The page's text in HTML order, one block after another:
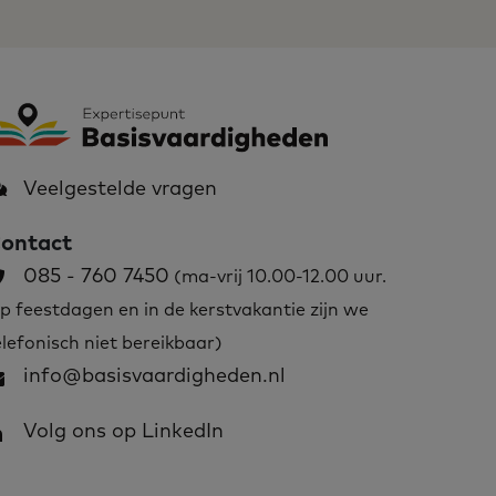
Veelgestelde vragen
085 - 760 7450 (ma-vrij 10.00-12.00 uur.
feestdagen en in de kerstvakantie zijn we
niet bereikbaar)
info@basisvaardigheden.nl
Volg ons op LinkedIn